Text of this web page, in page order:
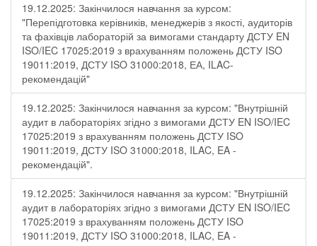
19.12.2025: Закінчилося навчання за курсом:
"Перепідготовка керівників, менеджерів з якості, аудиторів
та фахівців лабораторій за вимогами стандарту ДСТУ EN
ISO/IEC 17025:2019 з врахуванням положень ДСТУ ISO
19011:2019, ДСТУ ISO 31000:2018, ЕА, ILAC-
рекомендацій"
19.12.2025: Закінчилося навчання за курсом: "Внутрішній
аудит в лабораторіях згідно з вимогами ДСТУ EN ISO/IEC
17025:2019 з врахуванням положень ДСТУ ISO
19011:2019, ДСТУ ISO 31000:2018, ILAC, EA -
рекомендацій".
19.12.2025: Закінчилося навчання за курсом: "Внутрішній
аудит в лабораторіях згідно з вимогами ДСТУ EN ISO/IEC
17025:2019 з врахуванням положень ДСТУ ISO
19011:2019, ДСТУ ISO 31000:2018, ILAC, EA -